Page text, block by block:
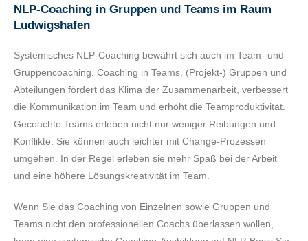
NLP-Coaching in Gruppen und Teams im Raum
Ludwigshafen
Systemisches NLP-Coaching bewährt sich auch im Team- und
Gruppencoaching. Coaching in Teams, (Projekt-) Gruppen und
Abteilungen fördert das Klima der Zusammenarbeit, verbessert
die Kommunikation im Team und erhöht die Teamproduktivität.
Gecoachte Teams erleben nicht nur weniger Reibungen und
Konflikte. Sie können auch leichter mit Change-Prozessen
umgehen. In der Regel erleben sie mehr Spaß bei der Arbeit
und eine höhere Lösungskreativität im Team.
Wenn Sie das Coaching von Einzelnen sowie Gruppen und
Teams nicht den professionellen Coachs überlassen wollen,